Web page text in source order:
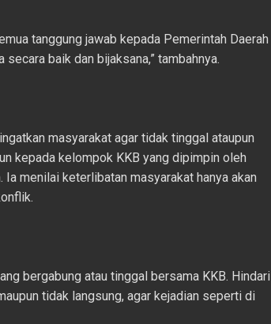
tanggung jawab kepada Pemerintah Daerah
baik dan bijaksana,” tambahnya.
masyarakat agar tidak tinggal ataupun
kepada kelompok KKB yang dipimpin oleh
menilai keterlibatan masyarakat hanya akan
bergabung atau tinggal bersama KKB. Hindari
tidak langsung, agar kejadian seperti di